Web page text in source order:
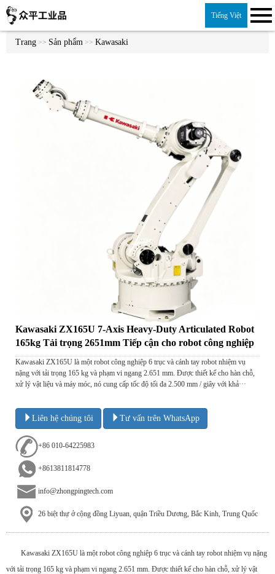
Tiếng Việt
Trang >> Sản phẩm >> Kawasaki
Kawasaki ZX165U 7-Axis Heavy-Duty Articulated Robot
165kg Tải trọng 2651mm Tiếp cận cho robot công nghiệp
Kawasaki ZX165U là một robot công nghiệp 6 trục và cánh tay robot nhiệm vụ
nặng với tải trọng 165 kg và phạm vi ngang 2.651 mm. Được thiết kế cho hàn chỗ,
xử lý vật liệu và máy móc, nó cung cấp tốc độ tối đa 2.500 mm / giây với khả···
Liên hệ chúng tôi Tư vấn trên WhatsApp
+86 010-64225983
+8613811814778
info@zhongpingtech.com
26 biệt thự ở cộng đồng Liyuan, quận Triều Dương, Bắc Kinh, Trung Quốc
Kawasaki ZX165U là một robot công nghiệp 6 trục và cánh tay robot nhiệm vụ nặng
với tải trọng 165 kg và phạm vi ngang 2.651 mm. Được thiết kế cho hàn chỗ, xử lý vật